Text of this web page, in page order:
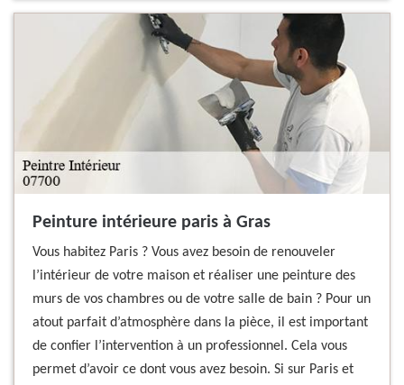
Peinture intérieure paris à Gras
Vous habitez Paris ? Vous avez besoin de renouveler
l’intérieur de votre maison et réaliser une peinture des
murs de vos chambres ou de votre salle de bain ? Pour un
atout parfait d’atmosphère dans la pièce, il est important
de confier l’intervention à un professionnel. Cela vous
permet d’avoir ce dont vous avez besoin. Si sur Paris et